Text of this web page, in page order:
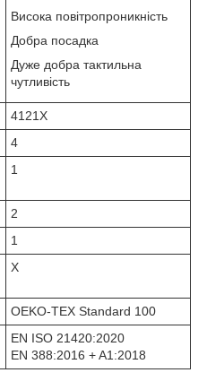
Висока повітропроникність
Добра посадка
Дуже добра тактильна
чутливість
4121X
4
1
2
1
X
OEKO-TEX Standard 100
EN ISO 21420:2020
EN 388:2016 + A1:2018